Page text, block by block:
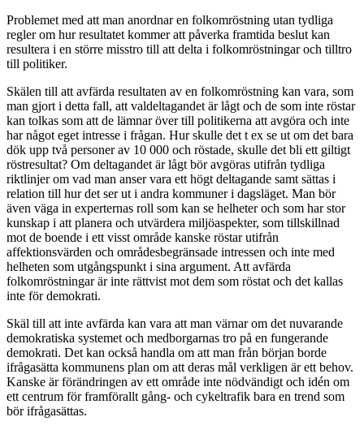
Problemet med att man anordnar en folkomröstning utan tydliga
regler om hur resultatet kommer att påverka framtida beslut kan
resultera i en större misstro till att delta i folkomröstningar och tilltro
till politiker.
Skälen till att avfärda resultaten av en folkomröstning kan vara, som
man gjort i detta fall, att valdeltagandet är lågt och de som inte röstar
kan tolkas som att de lämnar över till politikerna att avgöra och inte
har något eget intresse i frågan. Hur skulle det t ex se ut om det bara
dök upp två personer av 10 000 och röstade, skulle det bli ett giltigt
röstresultat? Om deltagandet är lågt bör avgöras utifrån tydliga
riktlinjer om vad man anser vara ett högt deltagande samt sättas i
relation till hur det ser ut i andra kommuner i dagsläget. Man bör
även väga in experternas roll som kan se helheter och som har stor
kunskap i att planera och utvärdera miljöaspekter, som tillskillnad
mot de boende i ett visst område kanske röstar utifrån
affektionsvärden och områdesbegränsade intressen och inte med
helheten som utgångspunkt i sina argument. Att avfärda
folkomröstningar är inte rättvist mot dem som röstat och det kallas
inte för demokrati.
Skäl till att inte avfärda kan vara att man värnar om det nuvarande
demokratiska systemet och medborgarnas tro på en fungerande
demokrati. Det kan också handla om att man från början borde
ifrågasätta kommunens plan om att deras mål verkligen är ett behov.
Kanske är förändringen av ett område inte nödvändigt och idén om
ett centrum för framförallt gång- och cykeltrafik bara en trend som
bör ifrågasättas.